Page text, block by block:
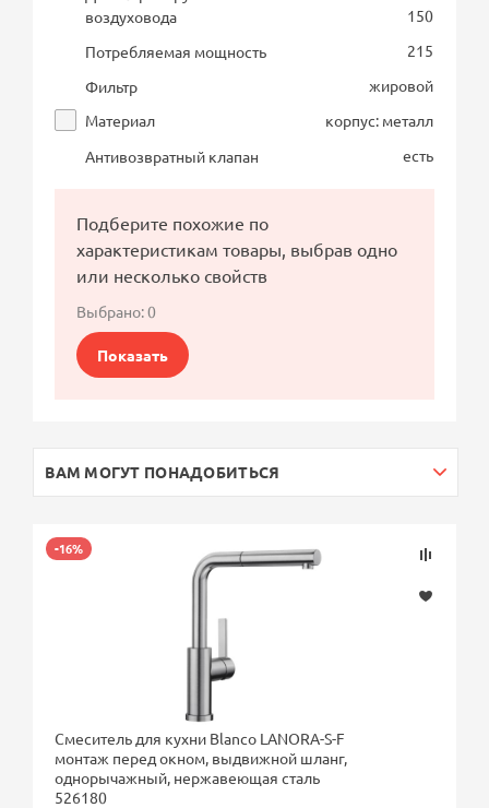
воздуховода
150
Потребляемая мощность
215
Фильтр
жировой
Материал
корпус: металл
Антивозвратный клапан
есть
Подберите похожие по
характеристикам товары, выбрав одно
или несколько свойств
Выбрано:0
Показать
ВАМ МОГУТ ПОНАДОБИТЬСЯ
-16%
Смеситель для кухни Blanco LANORA-S-F
монтаж перед окном, выдвижной шланг,
однорычажный, нержавеющая сталь
526180